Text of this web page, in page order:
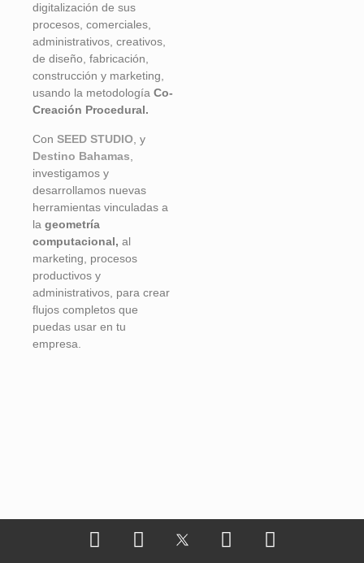
digitalización de sus
procesos, comerciales,
administrativos, creativos,
de diseño, fabricación,
construcción y marketing,
usando la metodología Co-
Creación Procedural.
Con SEED STUDIO , y
Destino Bahamas
investigamos y
desarrollamos nuevas
herramientas vinculadas a
la geometría
computacional, al
marketing, procesos
productivos y
administrativos, para crear
flujos completos que
puedas usar en tu
empresa.